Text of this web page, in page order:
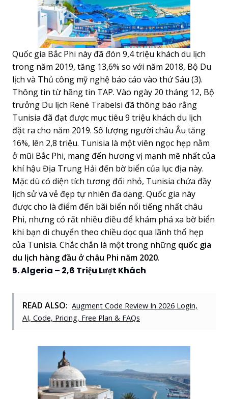
Quốc gia Bắc Phi này đã đón 9,4 triệu khách du lịch
trong năm 2019, tăng 13,6% so với năm 2018, Bộ Du
lịch và Thủ công mỹ nghệ báo cáo vào thứ Sáu (3).
Thông tin từ hãng tin TAP. Vào ngày 20 tháng 12, Bộ
trưởng Du lịch René Trabelsi đã thông báo rằng
Tunisia đã đạt được mục tiêu 9 triệu khách du lịch
đặt ra cho năm 2019. Số lượng người châu Âu tăng
16%, lên 2,8 triệu. Tunisia là một viên ngọc hẹp nằm
ở mũi Bắc Phi, mang đến hương vị mạnh mẽ nhất của
khí hậu Địa Trung Hải đến bờ biển của lục địa này.
Mặc dù có diện tích tương đối nhỏ, Tunisia chứa đầy
lịch sử và vẻ đẹp tự nhiên đa dạng. Quốc gia này
được cho là điểm đến bãi biển nổi tiếng nhất châu
Phi, nhưng có rất nhiều điều để khám phá xa bờ biển
khi bạn di chuyển theo chiều dọc qua lãnh thổ hẹp
của Tunisia. Chắc chắn là một trong những quốc gia
du lịch hàng đầu ở châu Phi năm 2020.
5. Algeria – 2,6 Triệu Lượt Khách
READ ALSO: Augment Code Review In 2026 Login,
AI, Code, Pricing, Free Plan & FAQs